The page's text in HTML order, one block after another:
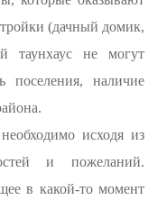
(дачный домик,
таунхаус не могут
поселения, наличие
исходя из
и пожеланий.
в какой-то момент